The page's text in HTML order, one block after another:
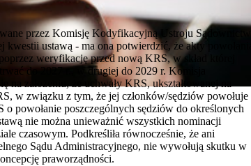
przez Komisję Kodyfikacyjną Ustroju Sądownictwa
ustawą - ma ona potwierdzić, że akty powołania
weryfikację przed nową KRS, w skład której
do 2027 r., w drugiej do 2029 r. Komisja
założeniu, że uchwały KRS, ukształtowanej na
w związku z tym, że jej członków/sędziów powołuje
powołanie poszczególnych sędziów do określonych
nie można unieważnić wszystkich nominacji
czasowym. Podkreśliła równocześnie, że ani
Sądu Administracyjnego, nie wywołują skutku w
praworządności.